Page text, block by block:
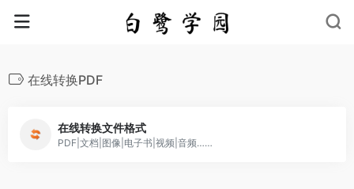
在线转换PDF
在线转换文件格式
PDF|文档|图像|电子书|视频|音频……